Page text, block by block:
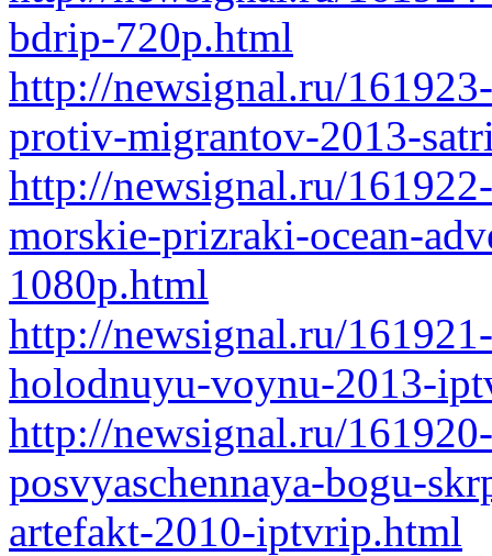
bdrip-720p.html
http://newsignal.ru/
protiv-migrantov-2013-
http://newsignal.ru/
morskie-prizraki-ocean-
1080p.html
http://newsignal.ru/
holodnuyu-voynu-2013-
http://newsignal.ru/
posvyaschennaya-bogu-
artefakt-2010-iptvrip.html